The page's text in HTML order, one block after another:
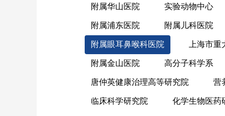
附属华山医院 实验动物中心
附属浦东医院 附属儿科医院
附属眼耳鼻喉科医院 上海市
附属金山医院 高分子科学系
唐仲英健康治理高等研究院 营
临床科学研究院 化学生物医药